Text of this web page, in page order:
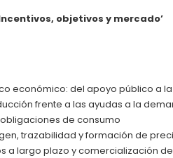
objetivos y mercado’
económico: del apoyo público a
frente a las ayudas a la
de consumo
trazabilidad y formación de
a largo plazo y comercialización